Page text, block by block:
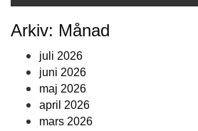
Arkiv: Månad
juli 2026
juni 2026
maj 2026
april 2026
mars 2026